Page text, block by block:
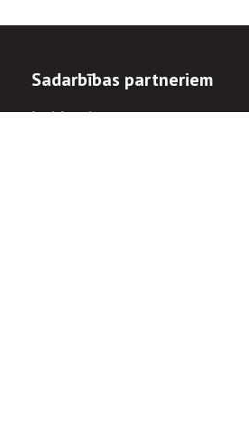
Sadarbības partneriem
Iepirkumi